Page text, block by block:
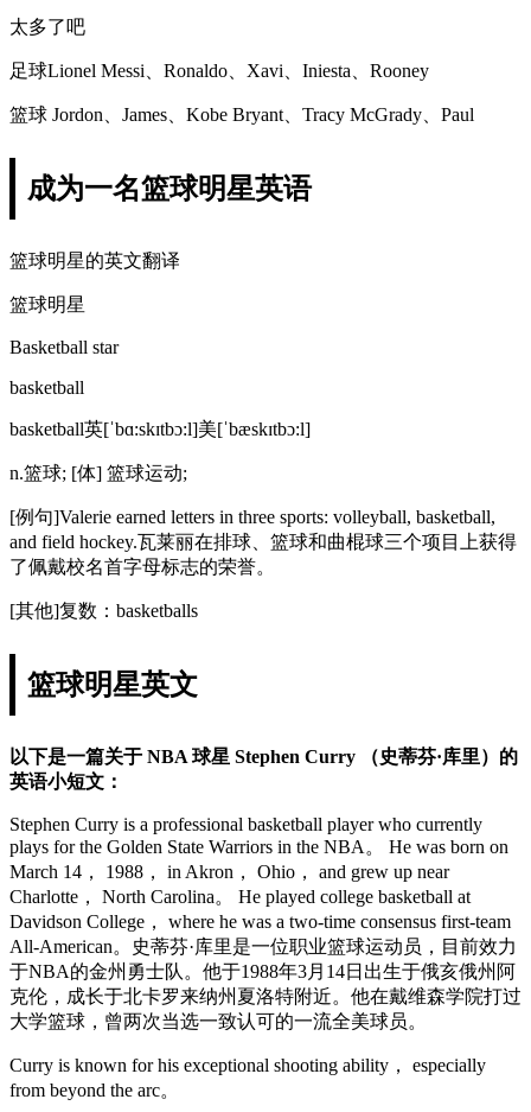
太多了吧
足球Lionel Messi、Ronaldo、Xavi、Iniesta、Rooney
篮球 Jordon、James、Kobe Bryant、Tracy McGrady、Paul
成为一名篮球明星英语
篮球明星的英文翻译
篮球明星
Basketball star
basketball
basketball英[ˈbɑ:skɪtbɔ:l]美[ˈbæskɪtbɔ:l]
n.篮球; [体] 篮球运动;
[例句]Valerie earned letters in three sports: volleyball, basketball,
and field hockey.瓦莱丽在排球、篮球和曲棍球三个项目上获得
了佩戴校名首字母标志的荣誉。
[其他]复数：basketballs
篮球明星英文
以下是一篇关于 NBA 球星 Stephen Curry （史蒂芬·库里）的
英语小短文：
Stephen Curry is a professional basketball player who currently
plays for the Golden State Warriors in the NBA。 He was born on
March 14， 1988， in Akron， Ohio， and grew up near
Charlotte， North Carolina。 He played college basketball at
Davidson College， where he was a two-time consensus first-team
All-American。史蒂芬·库里是一位职业篮球运动员，目前效力
于NBA的金州勇士队。他于1988年3月14日出生于俄亥俄州阿
克伦，成长于北卡罗来纳州夏洛特附近。他在戴维森学院打过
大学篮球，曾两次当选一致认可的一流全美球员。
Curry is known for his exceptional shooting ability， especially
from beyond the arc。